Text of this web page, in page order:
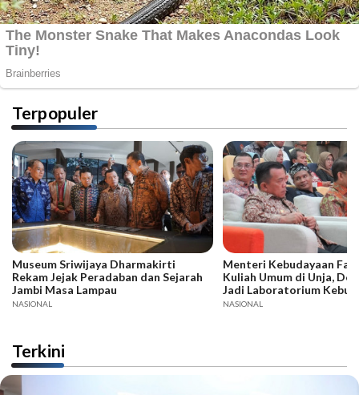
Terpopuler
Museum Sriwijaya Dharmakirti
Rekam Jejak Peradaban dan Sejarah
Jambi Masa Lampau
NASIONAL
Menteri Kebudayaan
Kuliah Umum di Unja,
Jadi Laboratorium
NASIONAL
Terkini